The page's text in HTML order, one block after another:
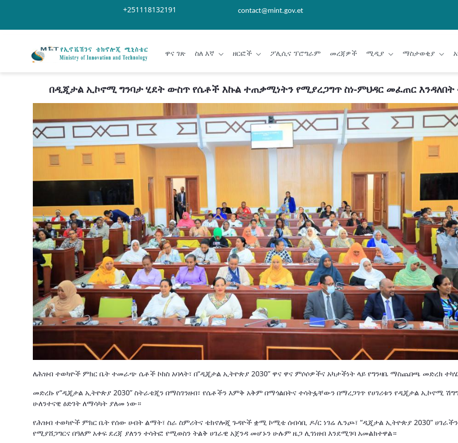
+251118132191 contact@mint.gov.et
ዋና ገጽ ስለ እኛ ዘርፎች ፖሊሲና ፕሮግራም መረጃዎች ሚዲያ ማስታወቂያ
በዲጂታል ኢኮኖሚ ግንባታ ሂደት ውስጥ የሴቶች እኩል ተጠቃሚነትን የሚያረጋግጥ ስነ-ምህዳር መፈጠር እንዳለበት
ለሕዝብ ተወካዮች ምክር ቤት ተመራጭ ሴቶች ኮከስ አባላት፣ በ“ዲጂታል ኢትዮጵያ 2030” ዋና ዋና ምሶሶዎችና አካታችነት ላይ የግንዛቤ ማስጨበጫ መድረክ
መድረኩ የ“ዲጂታል ኢትዮጵያ 2030” ስትራቴጂን በማስገንዘብ፣ የሴቶችን እምቅ አቅም በማጎልበትና ተሳትፏቸውን በማረጋገጥ የሀገሪቱን የዲጂታል ኢኮኖሚ
ሁለንተናዊ ዕድገት ለማሳካት ያለመ ነው።
የሕዝብ ተወካዮች ምክር ቤት የሰው ሀብት ልማት፣ ስራ ስምሪትና ቴክኖሎጂ ጉዳዮች ቋሚ ኮሚቴ ሰብሳቢ ዶ/ር ነገሬ ሌንጮ፣ “ዲጂታል ኢትዮጵያ 2030”
የሚያሸጋግርና በዓለም አቀፍ ደረጃ ያለንን ተሳትፎ የሚወስን ትልቅ ሀገራዊ አጀንዳ መሆኑን ሁሉም ዜጋ ሊገነዘብ እንደሚገባ አመልክተዋል።